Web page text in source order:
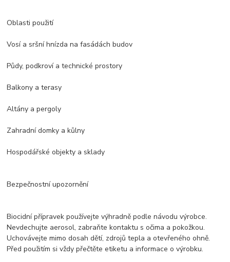
Oblasti použití
Vosí a sršní hnízda na fasádách budov
Půdy, podkroví a technické prostory
Balkony a terasy
Altány a pergoly
Zahradní domky a kůlny
Hospodářské objekty a sklady
Bezpečnostní upozornění
Biocidní přípravek používejte výhradně podle návodu výrobce.
Nevdechujte aerosol, zabraňte kontaktu s očima a pokožkou.
Uchovávejte mimo dosah dětí, zdrojů tepla a otevřeného ohně.
Před použitím si vždy přečtěte etiketu a informace o výrobku.